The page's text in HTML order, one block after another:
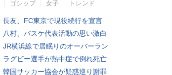
ゴシップ 女子 トレンド
長友、FC東京で現役続行を宣言
八村、バスケ代表活動の思い激白
JR横浜線で居眠りのオーバーラン
ラグビー選手が熱中症で倒れ死亡
韓国サッカー協会が疑惑巡り謝罪